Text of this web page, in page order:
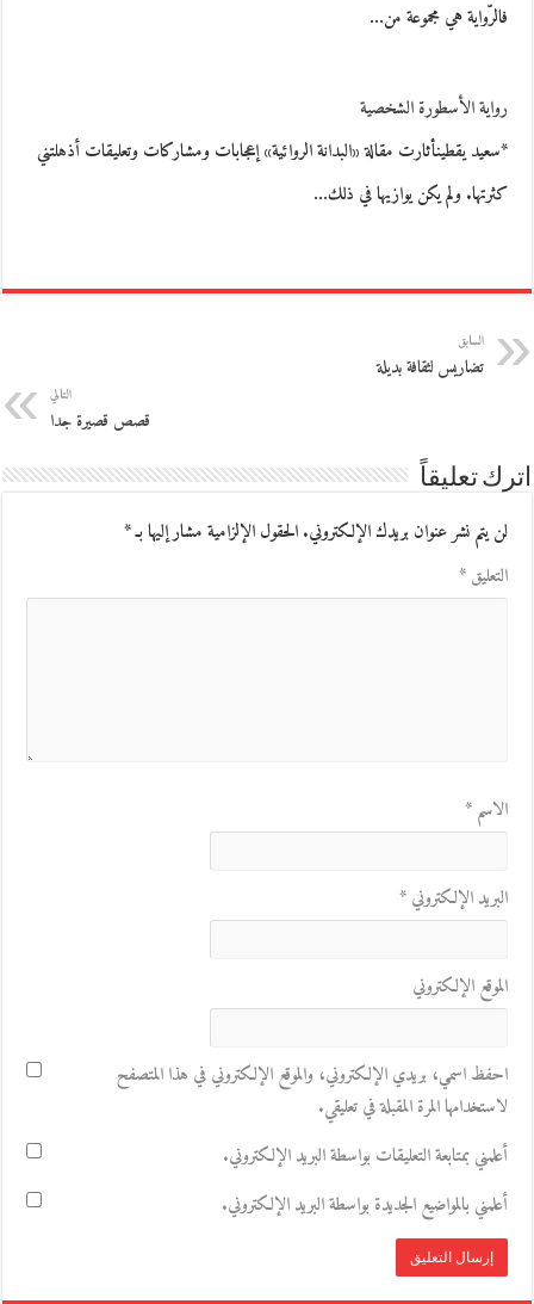
فالرّواية هي مجموعة من…
رواية الأسطورة الشخصية
*سعيد يقطينأثارت مقالة «البدانة الروائية» إعجابات ومشاركات وتعليقات أذهلتني
كثرتها. ولم يكن يوازيها في ذلك…
السابق
تضاريس لثقافة بديلة
التالي
قصص قصيرة جدا
اترك تعليقاً
لن يتم نشر عنوان بريدك الإلكتروني.الحقول الإلزامية مشار إليها بـ*
التعليق*
الاسم*
البريد الإلكتروني*
الموقع الإلكتروني
احفظ اسمي، بريدي الإلكتروني، والموقع الإلكتروني في هذا المتصفح
لاستخدامها المرة المقبلة في تعليقي.
أعلمني بمتابعة التعليقات بواسطة البريد الإلكتروني.
أعلمني بالمواضيع الجديدة بواسطة البريد الإلكتروني.